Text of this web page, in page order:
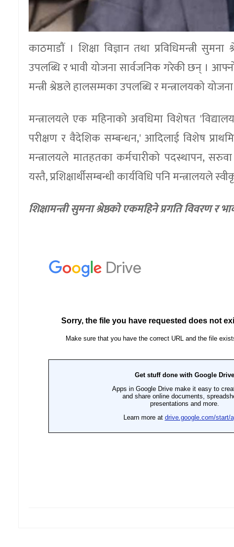
काठमाडाैं । शिक्षा विज्ञान तथा प्रविधिमन्त्री
उपलब्धि र भावी योजना सार्वजनिक गरेकी छन् ।
मन्त्री श्रेष्ठले हालसम्मका उपलब्धि र मन्त्रालयको
मन्त्रालयले एक महिनाको अवधिमा विशेषत 'विद्यालय
परीक्षण र वैदेशिक सम्बन्धन,' आदिलाई विशेष
मन्त्रालयले मातहतका कर्मचारीको पदस्थापन,
यस्तै, प्रशिक्षार्थीसम्बन्धी कार्यविधि पनि मन्त्रालयले
शिक्षामन्त्री सुमना श्रेष्ठकाे एकमहिने प्रगति विवरण र